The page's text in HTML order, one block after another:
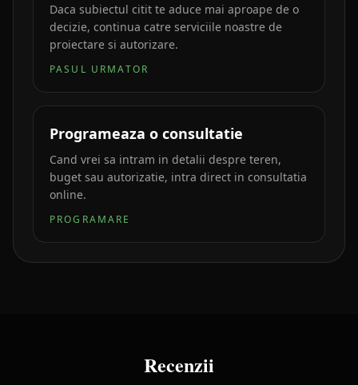
Daca subiectul citit te aduce mai aproape de o
decizie, continua catre serviciile noastre de
proiectare si autorizare.
PASUL URMATOR
Programeaza o consultatie
Cand vrei sa intram in detalii despre teren,
buget sau autorizatie, intra direct in consultatia
online.
PROGRAMARE
Recenzii